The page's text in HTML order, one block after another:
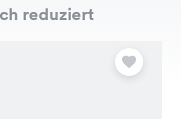
reduziert